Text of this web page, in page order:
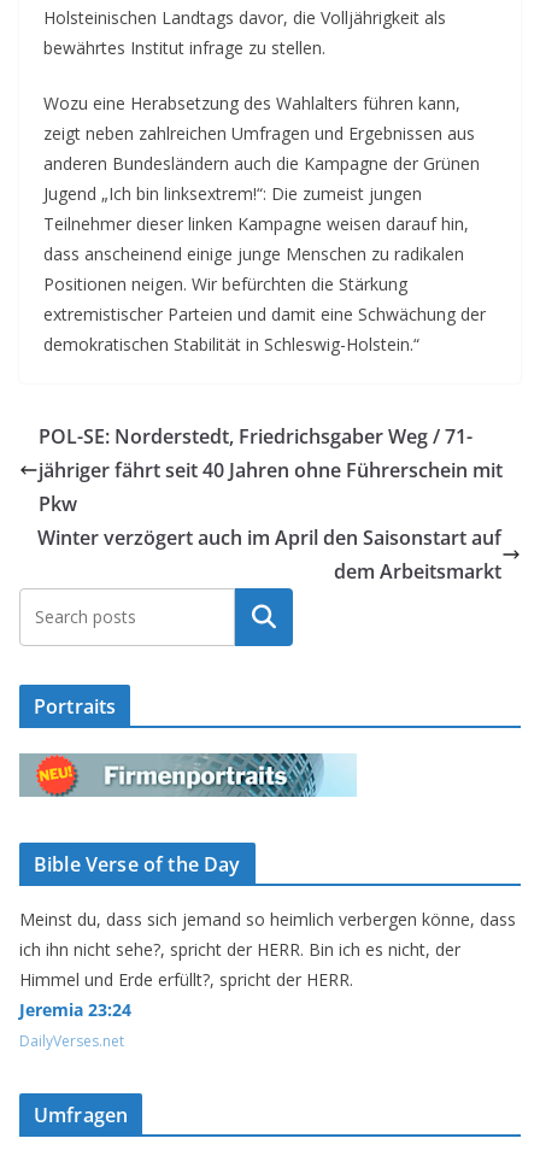
Holsteinischen Landtags davor, die Volljährigkeit als
bewährtes Institut infrage zu stellen.
Wozu eine Herabsetzung des Wahlalters führen kann,
zeigt neben zahlreichen Umfragen und Ergebnissen aus
anderen Bundesländern auch die Kampagne der Grünen
Jugend „Ich bin linksextrem!“: Die zumeist jungen
Teilnehmer dieser linken Kampagne weisen darauf hin,
dass anscheinend einige junge Menschen zu radikalen
Positionen neigen. Wir befürchten die Stärkung
extremistischer Parteien und damit eine Schwächung der
demokratischen Stabilität in Schleswig-Holstein.“
POL-SE: Norderstedt, Friedrichsgaber Weg / 71-
jähriger fährt seit 40 Jahren ohne Führerschein mit
Pkw
Winter verzögert auch im April den Saisonstart auf
dem Arbeitsmarkt
Suchen
Portraits
Bible Verse of the Day
Meinst du, dass sich jemand so heimlich verbergen könne, dass
ich ihn nicht sehe?, spricht der HERR. Bin ich es nicht, der
Himmel und Erde erfüllt?, spricht der HERR.
Jeremia 23:24
DailyVerses.net
Umfragen